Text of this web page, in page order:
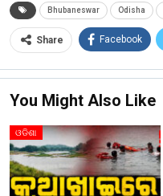
Bhubaneswar Odisha
Share Facebook
You Might Also Like
ଓଡିଶା